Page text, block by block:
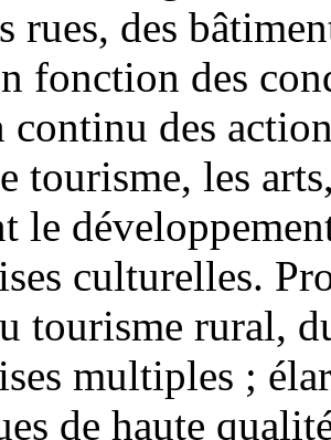
rues, des
fonction des
des
tourisme, les
le
culturelles.
tourisme rural,
multiples ;
de haute